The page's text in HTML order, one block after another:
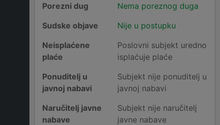
Porezni dug
Nema poreznog duga
Sudske objave
Nije u postupku
Neisplaćene
plaće
Poslovni subjekt uredno
isplaćuje plaće
Ponuditelj u
javnoj nabavi
Subjekt nije ponuditelj u
javnoj nabavi
Naručitelj javne
nabave
Subjekt nije naručitelj
javne nabave